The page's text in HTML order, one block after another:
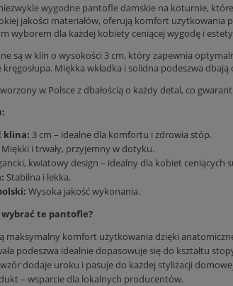
wygodne pantofle damskie na koturnie,
jakości materiałów, oferują komfort użytkowania
wyborem dla każdej kobiety ceniącej wygodę i
są w klin o wysokości 3 cm, który zapewnia
Miękka wkładka i solidna podeszwa
w Polsce z dbałością o każdy detal, co
klina: 3 cm – idealne dla komfortu i zdrowia stóp.
Miękki i trwały, przyjemny w dotyku.
kwiatowy design – idealny dla kobiet ceniących
Stabilna i lekka.
Wysoka jakość wykonania.
te pantofle?
maksymalny komfort użytkowania dzięki
podeszwa idealnie dopasowuje się do kształtu
dodaje uroku i pasuje do każdej stylizacji
– wsparcie dla lokalnych producentów.